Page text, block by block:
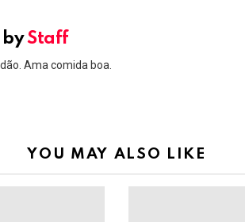
byStaff
Ama comida boa.
YOU MAY ALSO LIKE